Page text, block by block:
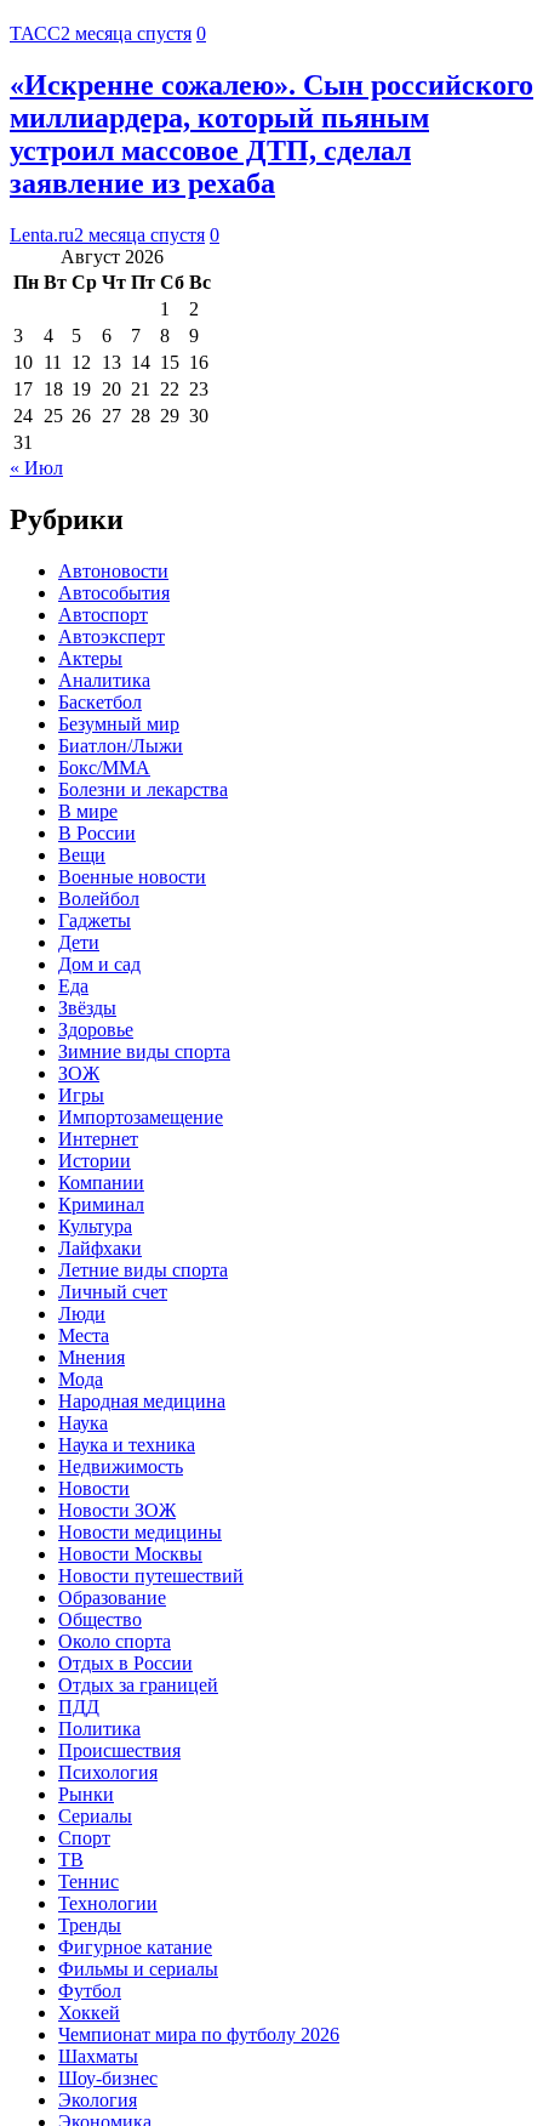
ТАСС2 месяца спустя 0
«Искренне сожалею». Сын российского
миллиардера, который пьяным
устроил массовое ДТП, сделал
заявление из рехаба
Lenta.ru2 месяца спустя 0
Август 2026
Пн Вт Ср Чт Пт Сб Вс
1
2
3
4 5 6 7 8
9
10 11 12 13 14 15 16
17 18 19 20 21 22 23
24 25 26 27 28 29 30
31
« Июл
Рубрики
Автоновости
Автособытия
Автоспорт
Автоэксперт
Актеры
Аналитика
Баскетбол
Безумный мир
Биатлон/Лыжи
Бокс/MMA
Болезни и лекарства
В мире
В России
Вещи
Военные новости
Волейбол
Гаджеты
Дети
Дом и сад
Еда
Звёзды
Здоровье
Зимние виды спорта
ЗОЖ
Игры
Импортозамещение
Интернет
Истории
Компании
Криминал
Культура
Лайфхаки
Летние виды спорта
Личный счет
Люди
Места
Мнения
Мода
Народная медицина
Наука
Наука и техника
Недвижимость
Новости
Новости ЗОЖ
Новости медицины
Новости Москвы
Новости путешествий
Образование
Общество
Около спорта
Отдых в России
Отдых за границей
ПДД
Политика
Происшествия
Психология
Рынки
Сериалы
Спорт
ТВ
Теннис
Технологии
Тренды
Фигурное катание
Фильмы и сериалы
Футбол
Хоккей
Чемпионат мира по футболу 2026
Шахматы
Шоу-бизнес
Экология
Экономика